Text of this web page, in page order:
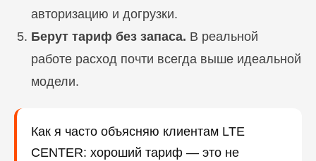
авторизацию и догрузки.
Берут тариф без запаса. В реальной
работе расход почти всегда выше идеальной
модели.
Как я часто объясняю клиентам LTE
CENTER: хороший тариф — это не